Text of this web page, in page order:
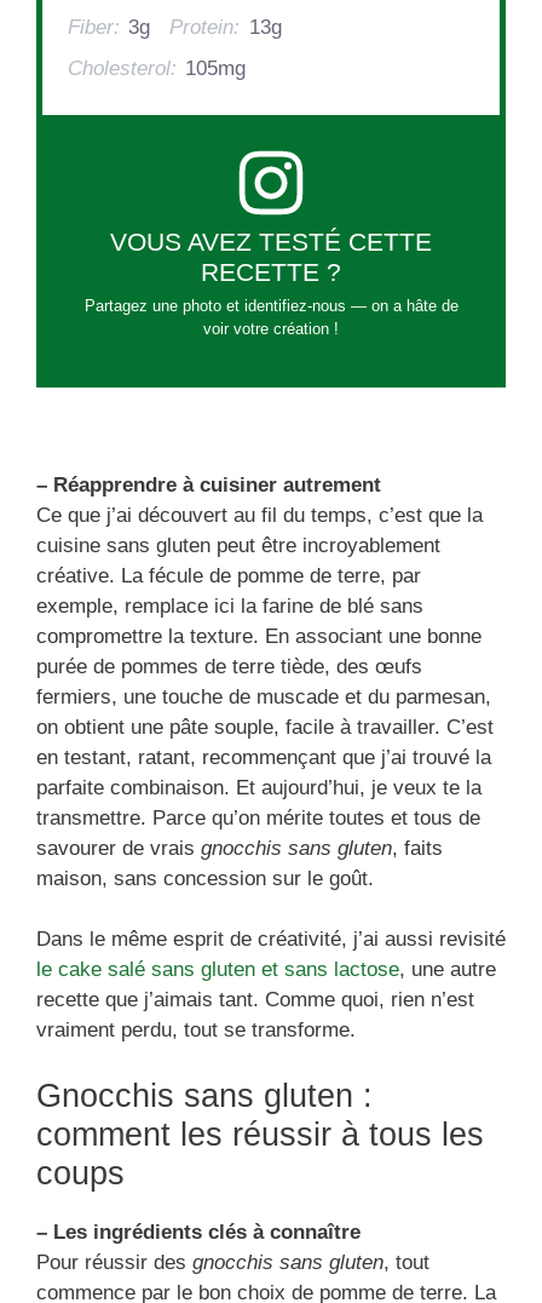
Fiber: 3g Protein: 13g
Cholesterol: 105mg
VOUS AVEZ TESTÉ CETTE
RECETTE ?
Partagez une photo et identifiez-nous — on a hâte de
voir votre création !
– Réapprendre à cuisiner autrement
Ce que j’ai découvert au fil du temps, c’est que la
cuisine sans gluten peut être incroyablement
créative. La fécule de pomme de terre, par
exemple, remplace ici la farine de blé sans
compromettre la texture. En associant une bonne
purée de pommes de terre tiède, des œufs
fermiers, une touche de muscade et du parmesan,
on obtient une pâte souple, facile à travailler. C’est
en testant, ratant, recommençant que j’ai trouvé la
parfaite combinaison. Et aujourd’hui, je veux te la
transmettre. Parce qu’on mérite toutes et tous de
savourer de vrais gnocchis sans gluten, faits
maison, sans concession sur le goût.
Dans le même esprit de créativité, j’ai aussi revisité
le cake salé sans gluten et sans lactose, une autre
recette que j’aimais tant. Comme quoi, rien n’est
vraiment perdu, tout se transforme.
Gnocchis sans gluten :
comment les réussir à tous les
coups
– Les ingrédients clés à connaître
Pour réussir des gnocchis sans gluten, tout
commence par le bon choix de pomme de terre. La